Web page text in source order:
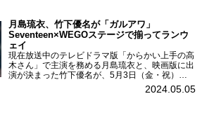
月島琉衣、竹下優名が「ガルアワ」
Seventeen×WEGOステージで揃ってランウ
ェイ
現在放送中のテレビドラマ版「からかい上手の高
木さん」で主演を務める月島琉衣と、映画版に出
演が決まった竹下優名が、5月3日（金・祝）東
京・国立代々木競技場第一体育館で開催されたフ
ァッション&音楽イベント『Rakuten GirlsAward
2024.05.05